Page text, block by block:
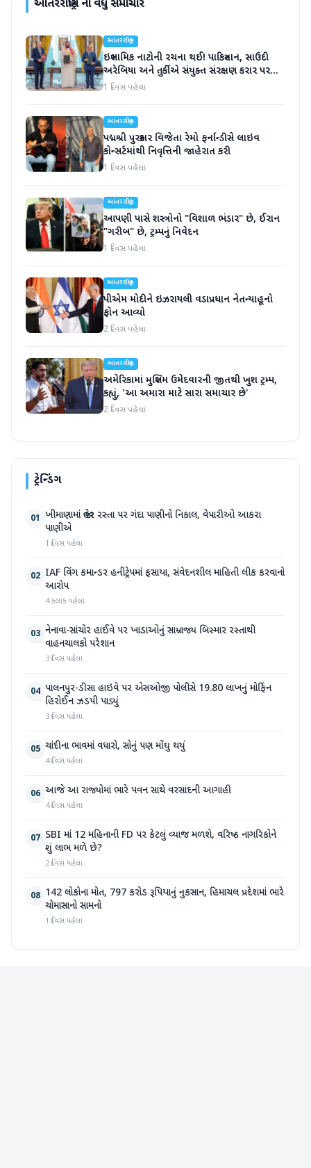
આંતરરાષ્ટ્રીયના વધુ સમાચાર
આંતરરાષ્ટ્રીય
ઇસ્લામિક નાટોની રચના થઈ! પાકિસ્તાન, સાઉદી
અરેબિયા અને તુર્કીએ સંયુક્ત સંરક્ષણ કરાર પર
હસ્તાક્ષર
1 દિવસ પહેલા
આંતરરાષ્ટ્રીય
પદ્મશ્રી પુરસ્કાર વિજેતા રેમો ફર્નાન્ડીસે લાઇવ
કોન્સર્ટમાંથી નિવૃત્તિની જાહેરાત કરી
1 દિવસ પહેલા
આંતરરાષ્ટ્રીય
આપણી પાસે શસ્ત્રોનો "વિશાળ ભંડાર" છે, ઈરાન
"ગરીબ" છે, ટ્રમ્પનું નિવેદન
1 દિવસ પહેલા
આંતરરાષ્ટ્રીય
પીએમ મોદીને ઇઝરાયલી વડાપ્રધાન નેતન્યાહૂનો
ફોન આવ્યો
2 દિવસ પહેલા
આંતરરાષ્ટ્રીય
અમેરિકામાં મુસ્લિમ ઉમેદવારની જીતથી ખુશ ટ્રમ્પ,
કહ્યું, 'આ અમારા માટે સારા સમાચાર છે'
2 દિવસ પહેલા
ટ્રેન્ડિંગ
01 ખીમાણામાં જાહેર રસ્તા પર ગંદા પાણીનો નિકાલ, વેપારીઓ આકરા
પાણીએ
1 દિવસ પહેલા
02 IAF વિંગ કમાન્ડર હનીટ્રેપમાં ફસાયા, સંવેદનશીલ માહિતી લીક કરવાનો
આરોપ
4 કલાક પહેલા
03 નેનાવા-સાંચોર હાઈવે પર ખાડાઓનું સામ્રાજ્ય બિસ્માર રસ્તાથી
વાહનચાલકો પરેશાન
3 દિવસ પહેલા
04 પાલનપુર-ડીસા હાઇવે પર એસઓજી પોલીસે 19.80 લાખનું મોર્ફિન
હિરોઈન ઝડપી પાડ્યું
3 દિવસ પહેલા
05 ચાંદીના ભાવમાં વધારો, સોનું પણ મોંઘુ થયું
4 દિવસ પહેલા
06 આજે આ રાજ્યોમાં ભારે પવન સાથે વરસાદની આગાહી
4 દિવસ પહેલા
07 SBI માં 12 મહિનાની FD પર કેટલું વ્યાજ મળશે, વરિષ્ઠ નાગરિકોને
શું લાભ મળે છે?
2 દિવસ પહેલા
08 142 લોકોના મોત, 797 કરોડ રૂપિયાનું નુકસાન, હિમાચલ પ્રદેશમાં ભારે
ચોમાસાનો સામનો
1 દિવસ પહેલા